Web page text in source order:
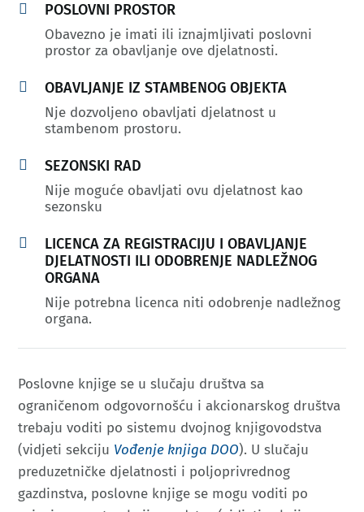
 POSLOVNI PROSTOR
Obavezno je imati ili iznajmljivati poslovni
prostor za obavljanje ove djelatnosti.
 OBAVLJANJE IZ STAMBENOG OBJEKTA
Nje dozvoljeno obavljati djelatnost u
stambenom prostoru.
 SEZONSKI RAD
Nije moguće obavljati ovu djelatnost kao
sezonsku

LICENCA ZA REGISTRACIJU I OBAVLJANJE
DJELATNOSTI ILI ODOBRENJE NADLEŽNOG
ORGANA
Nije potrebna licenca niti odobrenje nadležnog
organa.
Poslovne knjige se u slučaju društva sa
ograničenom odgovornošću i akcionarskog društva
trebaju voditi po sistemu dvojnog knjigovodstva
(vidjeti sekciju Vođenje knjiga DOO). U slučaju
preduzetničke djelatnosti i poljoprivrednog
gazdinstva, poslovne knjige se mogu voditi po